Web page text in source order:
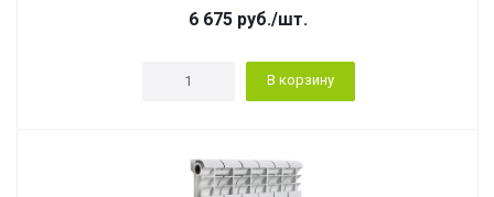
6 675 руб./шт.
В корзину